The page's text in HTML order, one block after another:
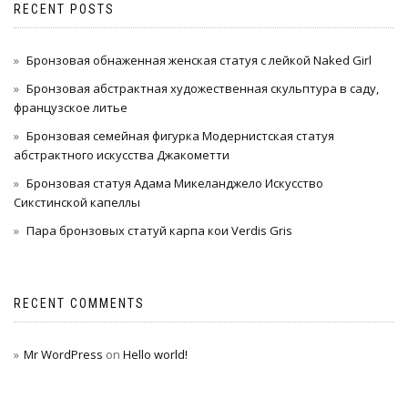
RECENT POSTS
Бронзовая обнаженная женская статуя с лейкой Naked Girl
Бронзовая абстрактная художественная скульптура в саду,
французское литье
Бронзовая семейная фигурка Модернистская статуя
абстрактного искусства Джакометти
Бронзовая статуя Адама Микеланджело Искусство
Сикстинской капеллы
Пара бронзовых статуй карпа кои Verdis Gris
RECENT COMMENTS
Mr WordPress on Hello world!